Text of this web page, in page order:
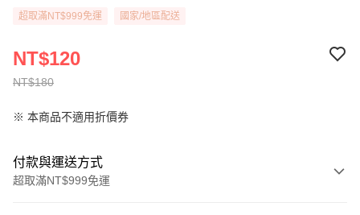
超取滿NT$999免運 國家/地區配送
NT$180
NT$120
※ 本商品不適用折價券
付款與運送方式
超取滿NT$999免運